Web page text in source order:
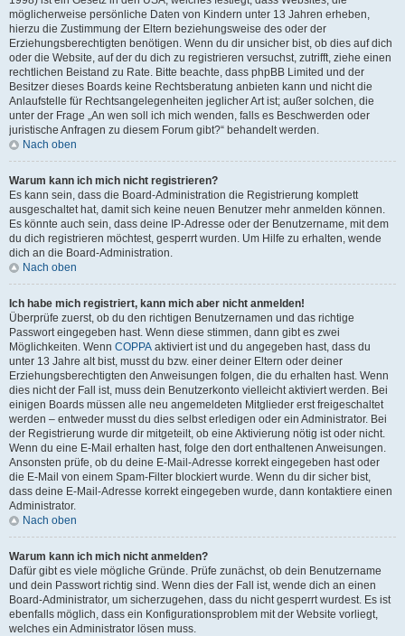
möglicherweise persönliche Daten von Kindern unter 13 Jahren erheben,
hierzu die Zustimmung der Eltern beziehungsweise des oder der
Erziehungsberechtigten benötigen. Wenn du dir unsicher bist, ob dies auf dich
oder die Website, auf der du dich zu registrieren versuchst, zutrifft, ziehe einen
rechtlichen Beistand zu Rate. Bitte beachte, dass phpBB Limited und der
Besitzer dieses Boards keine Rechtsberatung anbieten kann und nicht die
Anlaufstelle für Rechtsangelegenheiten jeglicher Art ist; außer solchen, die
unter der Frage „An wen soll ich mich wenden, falls es Beschwerden oder
juristische Anfragen zu diesem Forum gibt?“ behandelt werden.
Nach oben
Warum kann ich mich nicht registrieren?
Es kann sein, dass die Board-Administration die Registrierung komplett
ausgeschaltet hat, damit sich keine neuen Benutzer mehr anmelden können.
Es könnte auch sein, dass deine IP-Adresse oder der Benutzername, mit dem
du dich registrieren möchtest, gesperrt wurden. Um Hilfe zu erhalten, wende
dich an die Board-Administration.
Nach oben
Ich habe mich registriert, kann mich aber nicht anmelden!
Überprüfe zuerst, ob du den richtigen Benutzernamen und das richtige
Passwort eingegeben hast. Wenn diese stimmen, dann gibt es zwei
Möglichkeiten. Wenn COPPA aktiviert ist und du angegeben hast, dass du
unter 13 Jahre alt bist, musst du bzw. einer deiner Eltern oder deiner
Erziehungsberechtigten den Anweisungen folgen, die du erhalten hast. Wenn
dies nicht der Fall ist, muss dein Benutzerkonto vielleicht aktiviert werden. Bei
einigen Boards müssen alle neu angemeldeten Mitglieder erst freigeschaltet
werden – entweder musst du dies selbst erledigen oder ein Administrator. Bei
der Registrierung wurde dir mitgeteilt, ob eine Aktivierung nötig ist oder nicht.
Wenn du eine E-Mail erhalten hast, folge den dort enthaltenen Anweisungen.
Ansonsten prüfe, ob du deine E-Mail-Adresse korrekt eingegeben hast oder
die E-Mail von einem Spam-Filter blockiert wurde. Wenn du dir sicher bist,
dass deine E-Mail-Adresse korrekt eingegeben wurde, dann kontaktiere einen
Administrator.
Nach oben
Warum kann ich mich nicht anmelden?
Dafür gibt es viele mögliche Gründe. Prüfe zunächst, ob dein Benutzername
und dein Passwort richtig sind. Wenn dies der Fall ist, wende dich an einen
Board-Administrator, um sicherzugehen, dass du nicht gesperrt wurdest. Es ist
ebenfalls möglich, dass ein Konfigurationsproblem mit der Website vorliegt,
welches ein Administrator lösen muss.